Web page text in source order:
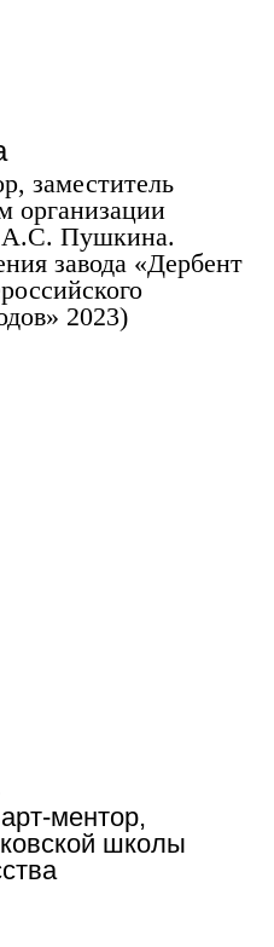
заместитель
организации
Пушкина.
завода «Дербент
2023)
ментор,
школы